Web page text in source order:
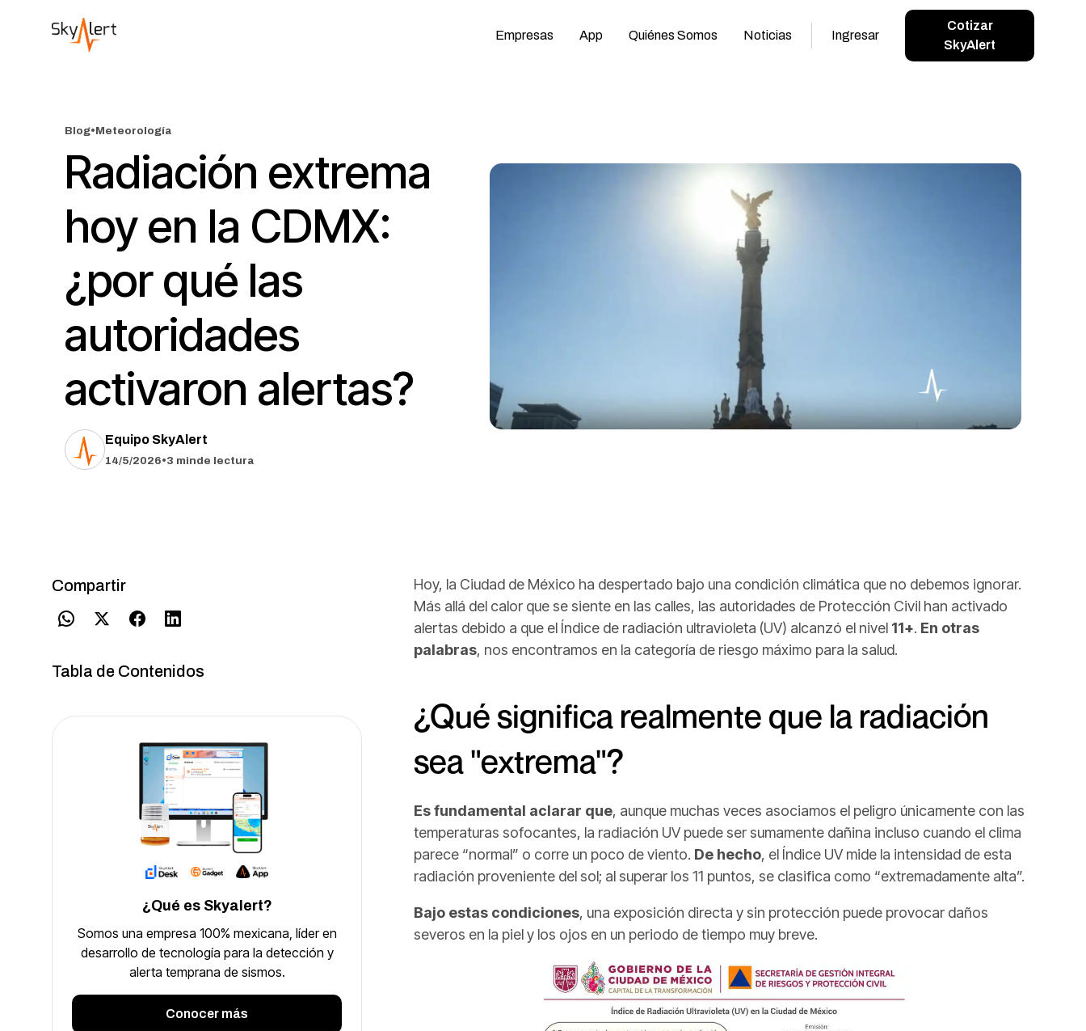
Empresas App Quiénes Somos Noticias Ingresar
Cotizar
SkyAlert
Blog•Meteorología
Radiación extrema
hoy en la CDMX:
¿por qué las
autoridades
activaron alertas?
Equipo SkyAlert
14/5/2026•3 minde lectura
Compartir
Tabla de Contenidos
¿Qué es Skyalert?
Somos una empresa 100% mexicana, líder en
desarrollo de tecnología para la detección y
alerta temprana de sismos.
Conocer más
Hoy, la Ciudad de México ha despertado bajo una condición climática que no debemos ignorar.
Más allá del calor que se siente en las calles, las autoridades de Protección Civil han activado
alertas debido a que el Índice de radiación ultravioleta (UV) alcanzó el nivel 11+. En otras
palabras, nos encontramos en la categoría de riesgo máximo para la salud.
¿Qué significa realmente que la radiación
sea "extrema"?
Es fundamental aclarar que, aunque muchas veces asociamos el peligro únicamente con las
temperaturas sofocantes, la radiación UV puede ser sumamente dañina incluso cuando el clima
parece “normal” o corre un poco de viento. De hecho, el Índice UV mide la intensidad de esta
radiación proveniente del sol; al superar los 11 puntos, se clasifica como “extremadamente alta”.
Bajo estas condiciones, una exposición directa y sin protección puede provocar daños
severos en la piel y los ojos en un periodo de tiempo muy breve.